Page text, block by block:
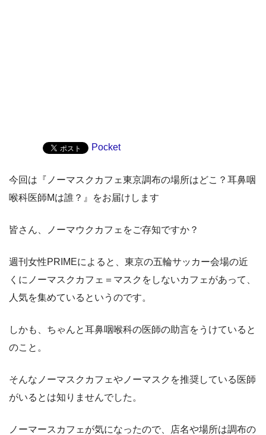
Pocket
今回は『ノーマスクカフェ東京調布の場所はどこ？耳鼻咽
喉科医師Mは誰？』をお届けします
皆さん、ノーマウクカフェをご存知ですか？
週刊女性PRIMEによると、東京の五輪サッカー会場の近
くにノーマスクカフェ＝マスクをしないカフェがあって、
人気を集めているというのです。
しかも、ちゃんと耳鼻咽喉科の医師の助言をうけていると
のこと。
そんなノーマスクカフェやノーマスクを推奨している医師
がいるとは知りませんでした。
ノーマースカフェが気になったので、店名や場所は調布の